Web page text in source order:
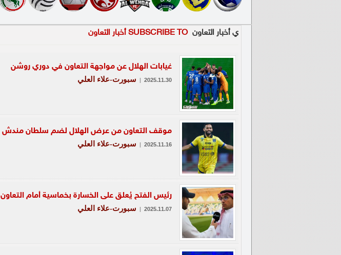
ي أخبار التعاون SUBSCRIBE TO أخبار التعاون
غيابات الهلال عن مواجهة التعاون في دوري روشن
2025.11.30
| سبورت-علاء العلي
موقف التعاون من عرض الهلال لضم سلطان مندش
2025.11.16
| سبورت-علاء العلي
رئيس الفتح يُعلق على الخسارة بخماسية أمام التعاون
2025.11.07
| سبورت-علاء العلي